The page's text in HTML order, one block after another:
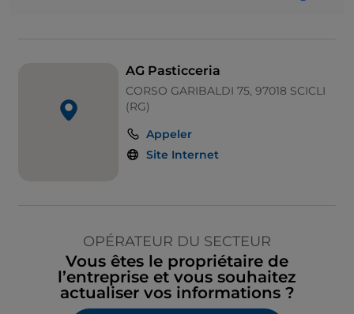
AG Pasticceria
CORSO GARIBALDI 75, 97018 SCICLI
(RG)
Appeler
Site Internet
OPÉRATEUR DU SECTEUR
Vous êtes le propriétaire de
l’entreprise et vous souhaitez
actualiser vos informations ?